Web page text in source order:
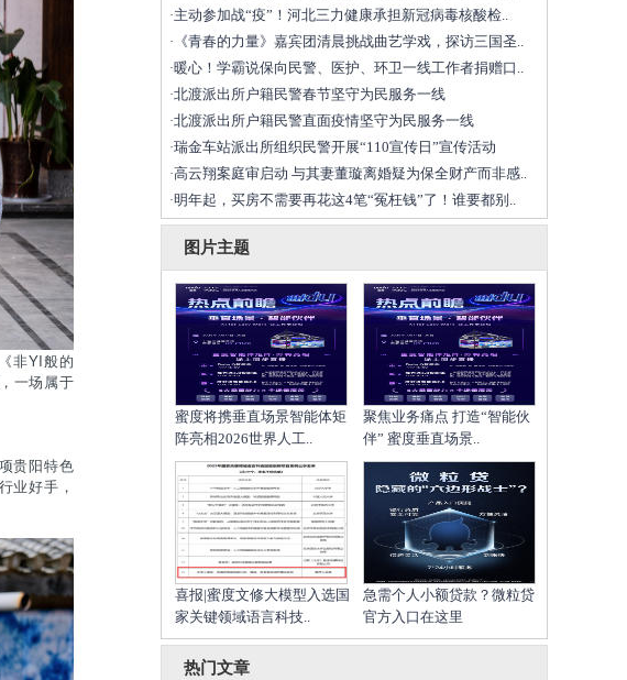
非YI般的
一场属于
贵阳特色
业好手，
·主动参加战“疫”！河北三力健康承担新冠病毒核酸检..
· 《青春的力量》嘉宾团清晨挑战曲艺学戏，探访三国圣..
·暖心！学霸说保向民警、医护、环卫一线工作者捐赠口..
·北渡派出所户籍民警春节坚守为民服务一线
·北渡派出所户籍民警直面疫情坚守为民服务一线
·瑞金车站派出所组织民警开展“110宣传日”宣传活动
·高云翔案庭审启动 与其妻董璇离婚疑为保全财产而非感..
·明年起，买房不需要再花这4笔“冤枉钱”了！谁要都别..
图片主题
蜜度将携垂直场景智能体矩
阵亮相2026世界人工..
聚焦业务痛点 打造“智能伙
伴” 蜜度垂直场景..
喜报|蜜度文修大模型入选国
家关键领域语言科技..
急需个人小额贷款？微粒贷
官方入口在这里
热门文章